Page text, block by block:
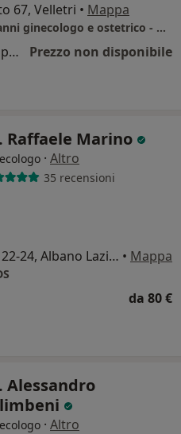
67, Velletri • Mappa
Studio Dr Puglia Giovanni ginecologo e ostetrico - Velletri
Biopsia mirata della portio a guida colposcopica Prezzo non disponibile
Raffaele Marino
· Altro
35 recensioni
Via Cap. M. T. Valeri, 22-24, Albano Laziale • Mappa
da 80 €
Alessandro
· Altro